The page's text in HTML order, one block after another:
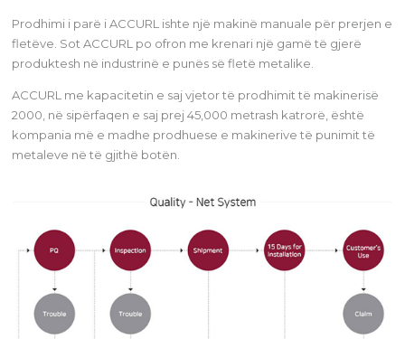
Prodhimi i parë i ACCURL ishte një makinë manuale për prerjen e
fletëve. Sot ACCURL po ofron me krenari një gamë të gjerë
produktesh në industrinë e punës së fletë metalike.
ACCURL me kapacitetin e saj vjetor të prodhimit të makinerisë
2000, në sipërfaqen e saj prej 45,000 metrash katrorë, është
kompania më e madhe prodhuese e makinerive të punimit të
metaleve në të gjithë botën.